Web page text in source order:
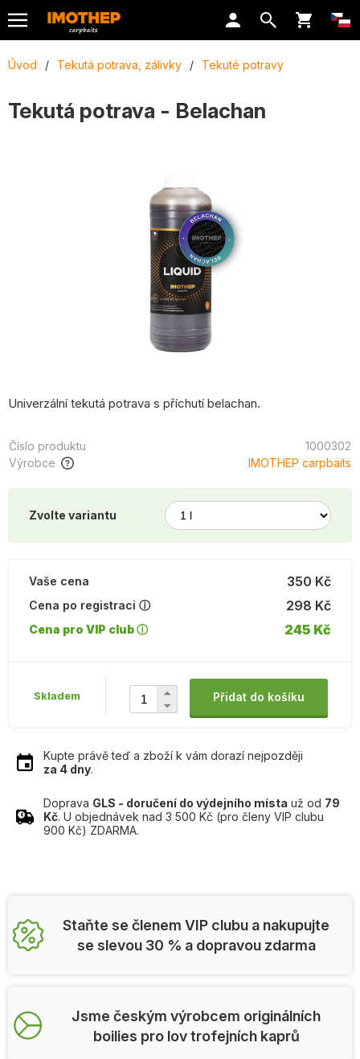
Úvod / Tekutá potrava, zálivky / Tekuté potravy
Tekutá potrava - Belachan
Univerzální tekutá potrava s příchutí belachan.
Číslo produktu
1000302
Výrobce
IMOTHEP carpbaits
Zvolte variantu
350 Kč
Vaše cena
Cena po registraci ⓘ
298 Kč
Cena pro VIP club ⓘ 245 Kč
Skladem Přidat do košíku
Kupte právě teď a zboží k vám dorazí nejpozději
za 4 dny.
Doprava GLS - doručení do výdejního místa už od 79
Kč. U objednávek nad 3 500 Kč (pro členy VIP clubu
900 Kč) ZDARMA.
Staňte se členem VIP clubu a nakupujte
se slevou 30 % a dopravou zdarma
Jsme českým výrobcem originálních
boilies pro lov trofejních kaprů